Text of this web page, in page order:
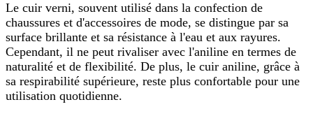
Le cuir verni, souvent utilisé dans la confection de
chaussures et d'accessoires de mode, se distingue par sa
surface brillante et sa résistance à l'eau et aux rayures.
Cependant, il ne peut rivaliser avec l'aniline en termes de
naturalité et de flexibilité. De plus, le cuir aniline, grâce à
sa respirabilité supérieure, reste plus confortable pour une
utilisation quotidienne.